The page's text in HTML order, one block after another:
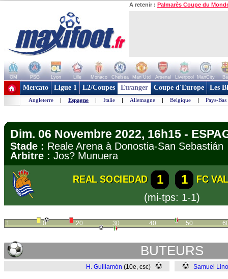
A retenir : Palmarès Coupe du
OM PSG Lyon Lille Monaco Chelsea Man Utd Arsenal Liverpool ManCity
+ de clubs
Mercato Ligue 1 L2/Coupes Etranger Coupe d'Europe Les
Angleterre | Espagne | Italie | Allemagne | Belgique | Pays-Bas
Dim. 06 Novembre 2022, 16h15 -
Stade : Reale Arena à Donostia-San
Arbitre : Jos? Munuera
REAL SOCIEDAD 1 1
FC
(mi-tps: 1-1)
1 10 20 30 40 50
BUTEURS
H. Guillamón (10e, csc) Samuel Lino